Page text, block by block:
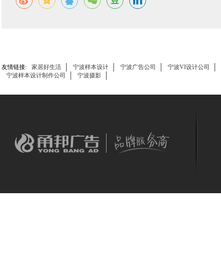
友情链接: 家居好生活 宁波样本设计 宁波广告公司
宁波VI设计公司
宁波样本设计制作公司
宁波摄影